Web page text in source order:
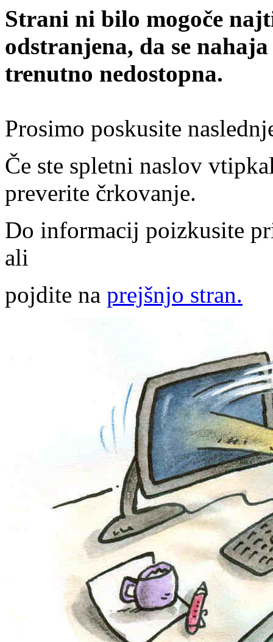
Strani ni bilo mogoče
odstranjena, da se
trenutno nedostopna.
Prosimo poskusite
Če ste spletni naslov
preverite črkovanje.
Do informacij poizkusite
ali
pojdite na prejšnjo stran.